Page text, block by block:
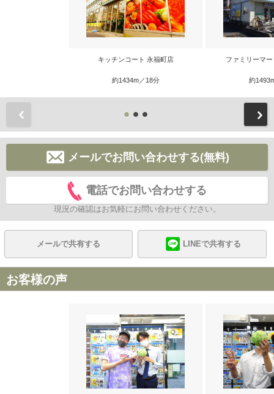
キッチンコート 永福町店
約1434m／18分
ファミリーマ
約
メールでお問い合わせする(無料)
電話でお問い合わせする
現況の確認はお気軽にお問い合わせください。
メールで共有する LINEで共有する
お客様の声